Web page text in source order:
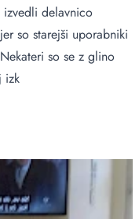
delavnico
so starejši uporabniki
so se z glino
izk